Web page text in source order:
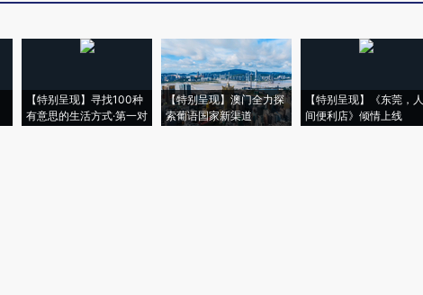
【特别呈现】寻找100种
有意思的生活方式·第一对
【特别呈现】澳门全力探
索葡语国家新渠道
【特别呈现】《东莞，人
间便利店》倾情上线